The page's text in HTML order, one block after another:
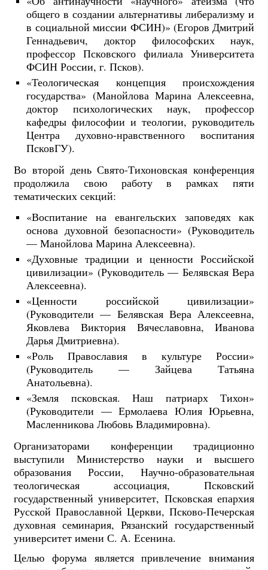
общего в созданииальтернативы либерализму и
в социальной миссии ФСИН)» (Егоров Дмитрий
Геннадьевич, доктор философских наук,
профессор Псковского филиала Университета
ФСИН России, г. Псков).
«Теологическая концепция происхождения
государства» (Манойлова Марина Алексеевна,
доктор психологических наук, профессор
кафедры философии и теологии, руководитель
Центра духовно-нравственного воспитания
ПсковГУ).
Во второй день Свято-Тихоновская конференция
продолжила свою работу в рамках пяти
тематических секций:
«Воспитание на евангельских заповедях как
основа духовной безопасности» (Руководитель
— Манойлова Марина Алексеевна).
«Духовные традиции и ценности Российской
цивилизации» (Руководитель — Белявская Вера
Алексеевна).
«Ценности российской цивилизации»
(Руководители — Белявская Вера Алексеевна,
Яковлева Виктория Вячеславовна, Иванова
Дарья Дмитриевна).
«Роль Православия в культуре России»
(Руководитель — Зайцева Татьяна
Анатольевна).
«Земля псковская. Наш патриарх Тихон»
(Руководители — Ермолаева Юлия Юрьевна,
Масленникова Любовь Владимировна).
Организаторами конференции традиционно
выступили Министерство науки и высшего
образования России, Научно-образовательная
теологическая ассоциация, Псковский
государственный университет, Псковская епархия
Русской Православной Церкви, Псково-Печерская
духовная семинария, Рязанский государственный
университет имени С. А. Есенина.
Целью форума является привлечение внимания